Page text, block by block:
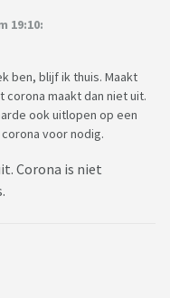
19:10:
ben, blijf ik thuis. Maakt
maakt dan niet uit.
ook uitlopen op een
voor nodig.
Corona is niet